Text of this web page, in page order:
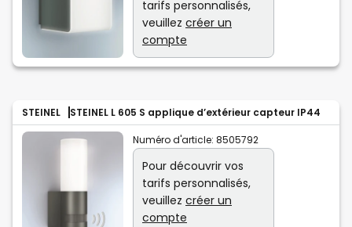
tarifs personnalisés,
veuillez créer un
compte
STEINEL STEINEL L 605 S applique d’extérieur capteur IP44
Numéro d'article: 8505792
Pour découvrir vos
tarifs personnalisés,
veuillez créer un
compte